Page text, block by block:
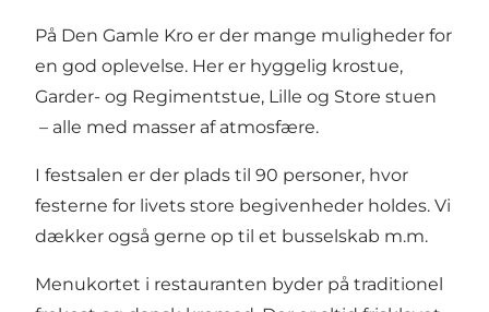
På Den Gamle Kro er der mange muligheder for
en god oplevelse. Her er hyggelig krostue,
Garder- og Regimentstue, Lille og Store stuen
– alle med masser af atmosfære.
I festsalen er der plads til 90 personer, hvor
festerne for livets store begivenheder holdes. Vi
dækker også gerne op til et busselskab m.m.
Menukortet i restauranten byder på traditionel